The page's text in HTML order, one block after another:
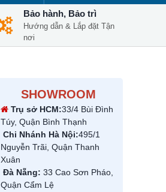
Bảo hành, Bảo trì
Hướng dẫn & Lắp đặt Tận
nơi
SHOWROOM
Trụ sở HCM:33/4 Bùi Đình
Túy, Quận Bình Thạnh
Chi Nhánh Hà Nội:495/1
Nguyễn Trãi, Quận Thanh
Xuân
Đà Nẵng: 33 Cao Sơn Pháo,
Quận Cẩm Lệ